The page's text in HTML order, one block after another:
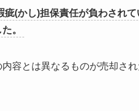
疵(かし)担保責任が負わされ
。
容とは異なるものが売却さ